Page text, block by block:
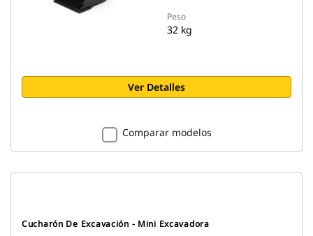
Peso
32 kg
Ver Detalles
Comparar modelos
Cucharón De Excavación - Mini Excavadora